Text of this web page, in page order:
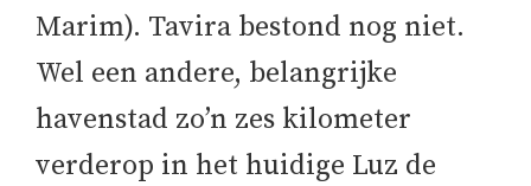
Marim). Tavira bestond nog niet.
Wel een andere, belangrijke
havenstad zo’n zes kilometer
verderop in het huidige Luz de